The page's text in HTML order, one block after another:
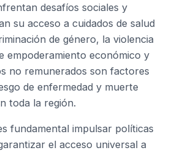
desafíos sociales y
su acceso a cuidados de salud
de género, la violencia
empoderamiento económico y
no remunerados son factores
de enfermedad y muerte
toda la región.
fundamental impulsar políticas
el acceso universal a